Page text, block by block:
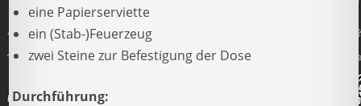
eine Papierserviette
ein (Stab-)Feuerzeug
zwei Steine zur Befestigung der Dose
Durchführung: